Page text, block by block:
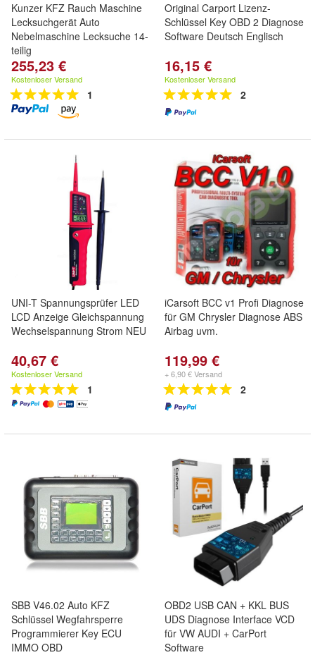
Kunzer KFZ Rauch Maschine
Lecksuchgerät Auto
Nebelmaschine Lecksuche 14-
teilig
255,23 €
Kostenloser Versand
1
Original Carport Lizenz-
Schlüssel Key OBD 2 Diagnose
Software Deutsch Englisch
16,15 €
Kostenloser Versand
2
UNI-T Spannungsprüfer LED
LCD Anzeige Gleichspannung
Wechselspannung Strom NEU
40,67 €
Kostenloser Versand
1
iCarsoft BCC v1 Profi Diagnose
für GM Chrysler Diagnose ABS
Airbag uvm.
119,99 €
+ 6,90 € Versand
2
SBB V46.02 Auto KFZ
Schlüssel Wegfahrsperre
Programmierer Key ECU
IMMO OBD
OBD2 USB CAN + KKL BUS
UDS Diagnose Interface VCD
für VW AUDI + CarPort
Software